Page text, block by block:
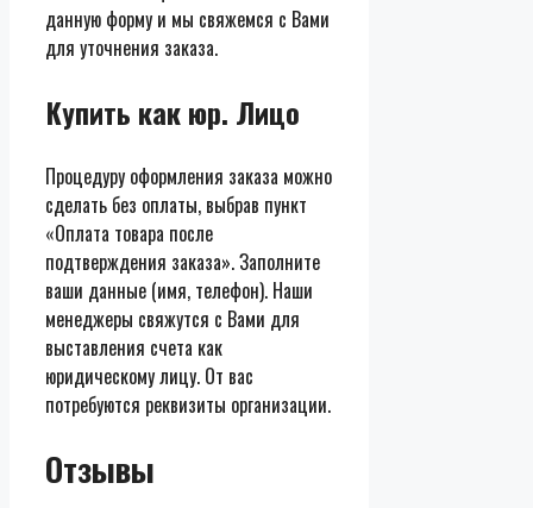
данную форму и мы свяжемся с Вами
для уточнения заказа.
Купить как юр. Лицо
Процедуру оформления заказа можно
сделать без оплаты, выбрав пункт
«Оплата товара после
подтверждения заказа». Заполните
ваши данные (имя, телефон). Наши
менеджеры свяжутся с Вами для
выставления счета как
юридическому лицу. От вас
потребуются реквизиты организации.
Отзывы